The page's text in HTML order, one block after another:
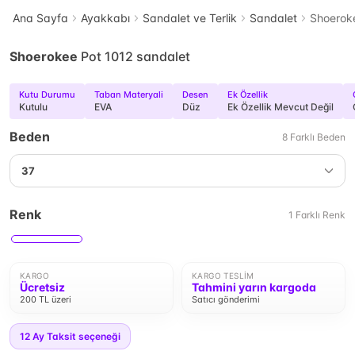
Ana Sayfa Ayakkabı Sandalet ve Terlik Sandalet
Shoerokee Pot 1012 sandalet
Kutu Durumu
Kutulu
Taban Materyali
EVA
Desen
Düz
Ek Özellik
Ek Özellik Mevcut Değil
Beden 8 Farklı Beden
37
Renk 1 Farklı Renk
KARGO
Ücretsiz
200 TL üzeri
KARGO TESLIM
Tahmini yarın kargoda
Satıcı gönderimi
12 Ay Taksit seçeneği